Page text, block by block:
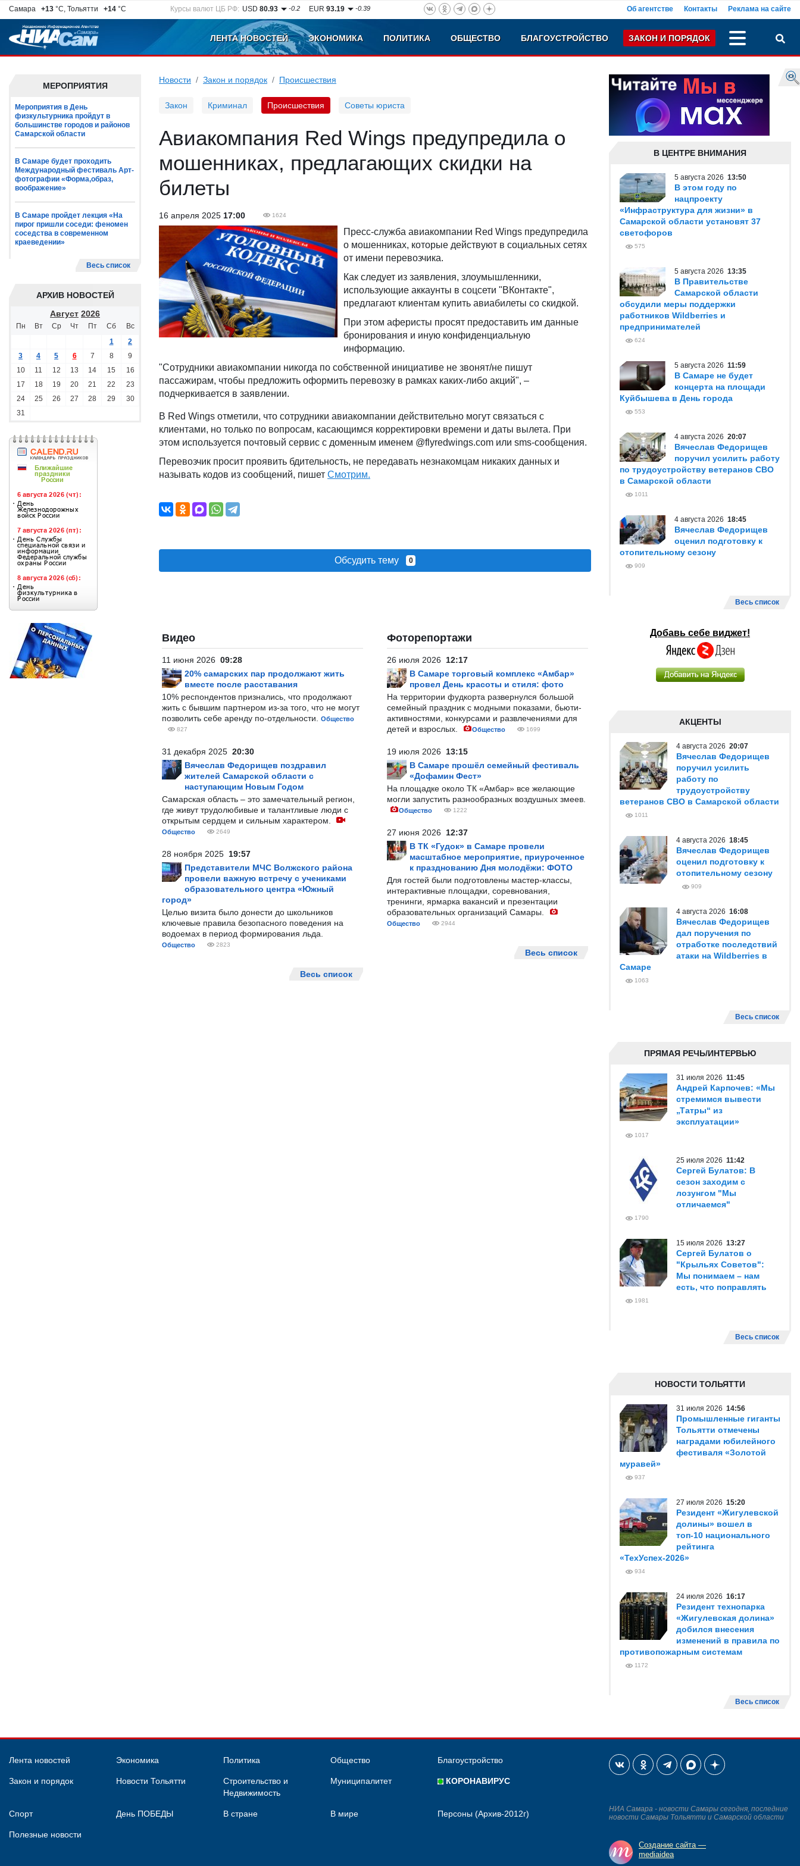
Самара +13 °C, Тольятти +14 °C Курсы валют ЦБ РФ: USD80.93 -0.2 EUR93.19 -0.39 Об агентстве Контакты Реклама на сайте
ЛЕНТА НОВОСТЕЙ ЭКОНОМИКА ПОЛИТИКА ОБЩЕСТВО БЛАГОУСТРОЙСТВО ЗАКОН И ПОРЯДОК
МЕРОПРИЯТИЯ
Мероприятия в День
физкультурника пройдут в
большинстве городов и районов
Самарской области
В Самаре будет проходить
Международный фестиваль Арт-
фотографии «Форма,образ,
воображение»
В Самаре пройдет лекция «На
пирог пришли соседи: феномен
соседства в современном
краеведении»
Весь список
АРХИВ НОВОСТЕЙ
Август 2026
Пн Вт Ср Чт Пт Сб
Вс
1
2
3
4 5 6 7 8
9
10
11 12 13 14 15
16
17
18 19 20 21 22
23
24
25 26 27 28 29
30
31
Новости Закон и порядок Происшествия
Закон Криминал Происшествия Советы юриста
Авиакомпания Red Wings предупредила о
мошенниках, предлагающих скидки на
билеты
16 апреля 2025 17:00 1624
Пресс-служба авиакомпании Red Wings предупредила
о мошенниках, которые действуют в социальных сетях
от имени перевозчика.
Как следует из заявления, злоумышленники,
использующие аккаунты в соцсети "ВКонтакте",
предлагают клиентам купить авиабилеты со скидкой.
При этом аферисты просят предоставить им данные
бронирования и иную конфиденциальную
информацию.
"Сотрудники авиакомпании никогда по собственной инициативе не звонят/не пишут
пассажирам, чтобы предложить оформить перевозку в рамках каких-либо акций", –
подчеркивается в заявлении.
В Red Wings отметили, что сотрудники авиакомпании действительно могут связаться с
клиентами, но только по вопросам, касающимся корректировки времени и даты вылета. При
этом используется почтовый сервис с доменным именем @flyredwings.com или sms-сообщения.
Перевозчик просит проявить бдительность, не передавать незнакомцам никаких данных и
называть кодов из сообщений, пишет Смотрим.
Обсудить тему 0
Видео
11 июня 2026 09:28
20% самарских пар продолжают жить
вместе после расставания
10% респондентов признались, что продолжают
жить с бывшим партнером из-за того, что не могут
позволить себе аренду по-отдельности.
Общество
827
31 декабря 2025 20:30
Вячеслав Федорищев поздравил
жителей Самарской области с
наступающим Новым Годом
Самарская область – это замечательный регион,
где живут трудолюбивые и талантливые люди с
открытым сердцем и сильным характером.
Общество 2649
28 ноября 2025 19:57
Представители МЧС Волжского района
провели важную встречу с учениками
образовательного центра «Южный
город»
Целью визита было донести до школьников
ключевые правила безопасного поведения на
водоемах в период формирования льда.
Общество 2823
Весь список
Фоторепортажи
26 июля 2026 12:17
В Самаре торговый комплекс «Амбар»
провел День красоты и стиля: фото
На территории фудкорта развернулся большой
семейный праздник с модными показами, бьюти-
активностями, конкурсами и развлечениями для
детей и взрослых.
Общество 1699
19 июля 2026 13:15
В Самаре прошёл семейный фестиваль
«Дофамин Фест»
На площадке около ТК «Амбар» все желающие
могли запустить разнообразных воздушных змеев.
Общество 1222
27 июня 2026 12:37
В ТК «Гудок» в Самаре провели
масштабное мероприятие, приуроченное
к празднованию Дня молодёжи: ФОТО
Для гостей были подготовлены мастер-классы,
интерактивные площадки, соревнования,
тренинги, ярмарка вакансий и презентации
образовательных организаций Самары.
Общество 2944
Весь список
В ЦЕНТРЕ ВНИМАНИЯ
5 августа 2026 13:50
В этом году по
нацпроекту
«Инфраструктура для жизни» в
Самарской области установят 37
светофоров
575
5 августа 2026 13:35
В Правительстве
Самарской области
обсудили меры поддержки
работников Wildberries и
предпринимателей
624
5 августа 2026 11:59
В Самаре не будет
концерта на площади
Куйбышева в День города
553
4 августа 2026 20:07
Вячеслав Федорищев
поручил усилить работу
по трудоустройству ветеранов СВО
в Самарской области
1011
4 августа 2026 18:45
Вячеслав Федорищев
оценил подготовку к
отопительному сезону
909
Весь список
Добавь себе виджет!
АКЦЕНТЫ
4 августа 2026 20:07
Вячеслав Федорищев
поручил усилить
работу по
трудоустройству
ветеранов СВО в Самарской области
1011
4 августа 2026 18:45
Вячеслав Федорищев
оценил подготовку к
отопительному сезону
909
4 августа 2026 16:08
Вячеслав Федорищев
дал поручения по
отработке последствий
атаки на Wildberries в
Самаре
1063
Весь список
ПРЯМАЯ РЕЧЬ/ИНТЕРВЬЮ
31 июля 2026 11:45
Андрей Карпочев: «Мы
стремимся вывести
„Татры“ из
эксплуатации»
1017
25 июля 2026 11:42
Сергей Булатов: В
сезон заходим с
лозунгом "Мы
отличаемся"
1790
15 июля 2026 13:27
Сергей Булатов о
"Крыльях Советов":
Мы понимаем – нам
есть, что поправлять
1981
Весь список
НОВОСТИ ТОЛЬЯТТИ
31 июля 2026 14:56
Промышленные гиганты
Тольятти отмечены
наградами юбилейного
фестиваля «Золотой
муравей»
937
27 июля 2026 15:20
Резидент «Жигулевской
долины» вошел в
топ-10 национального
рейтинга
«ТехУспех-2026»
934
24 июля 2026 16:17
Резидент технопарка
«Жигулевская долина»
добился внесения
изменений в правила по
противопожарным системам
1172
Весь список
Лента новостей Экономика Политика Общество Благоустройство
Закон и порядок Новости Тольятти
Строительство и
Недвижимость
Муниципалитет КОРОНАВИРУС
Спорт День ПОБЕДЫ В стране В мире Персоны (Архив-2012г)
Полезные новости
НИА Самара - новости Самары сегодня, последние
новости Самары Тольятти и Самарской области
Создание сайта —
mediaidea